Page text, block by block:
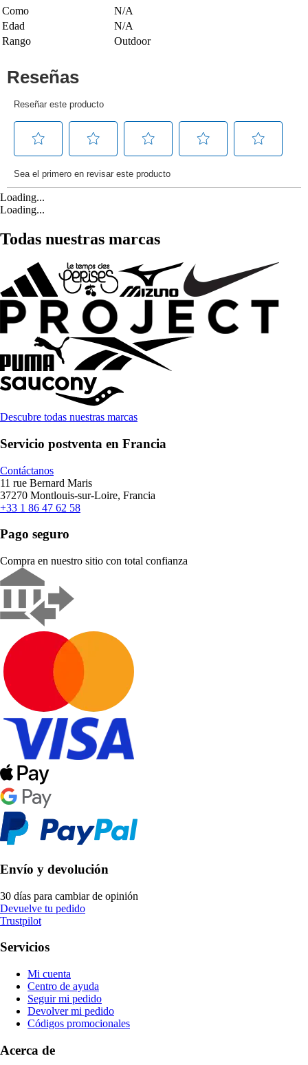
Como
N/A
Edad
N/A
Rango
Outdoor
Loading...
Loading...
Todas nuestras marcas
Descubre todas nuestras marcas
Servicio postventa en Francia
Contáctanos
11 rue Bernard Maris
37270 Montlouis-sur-Loire, Francia
+33 1 86 47 62 58
Pago seguro
Compra en nuestro sitio con total confianza
Envío y devolución
30 días para cambiar de opinión
Devuelve tu pedido
Trustpilot
Servicios
Mi cuenta
Centro de ayuda
Seguir mi pedido
Devolver mi pedido
Códigos promocionales
Acerca de